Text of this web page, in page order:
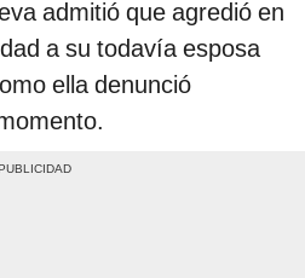
admitió que agredió en
a su todavía esposa
ella denunció